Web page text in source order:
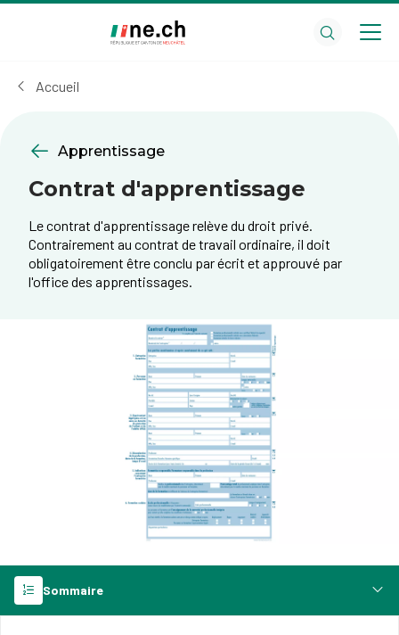
cookies
Accueil
Apprentissage
Contrat d'apprentissage
Le contrat d'apprentissage relève du droit privé.
Contrairement au contrat de travail ordinaire, il doit
obligatoirement être conclu par écrit et approuvé par
l'office des apprentissages.
Sommaire